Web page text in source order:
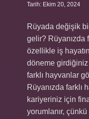
Tarih: Ekim 20, 2024
Rüyada değişik
gelir? Rüyanızda
özellikle iş
döneme girdiğiniz
farklı hayvanlar
Rüyanızda farklı
kariyeriniz için
yorumlanır, çünkü